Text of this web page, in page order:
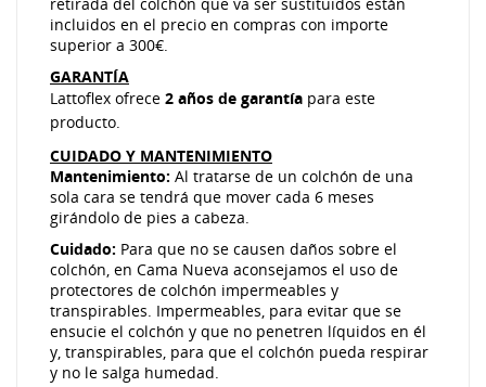
incluidos en el precio en compras con importe
superior a 300€.
GARANTÍA
Lattoflex ofrece 2 años de garantía para este
producto.
CUIDADO Y MANTENIMIENTO
Mantenimiento: Al tratarse de un colchón de una
sola cara se tendrá que mover cada 6 meses
girándolo de pies a cabeza.
Cuidado: Para que no se causen daños sobre el
colchón, en Cama Nueva aconsejamos el uso de
protectores de colchón impermeables y
transpirables. Impermeables, para evitar que se
ensucie el colchón y que no penetren líquidos en él
y, transpirables, para que el colchón pueda respirar
y no le salga humedad.